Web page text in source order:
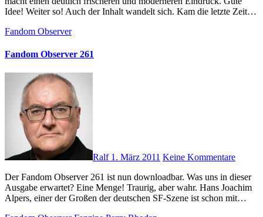
Idee! Weiter so! Auch der Inhalt wandelt sich. Kam die letzte Zeit…
Fandom Observer
Fandom Observer 261
Ralf 1. März 2011 Keine Kommentare
Der Fandom Observer 261 ist nun downloadbar. Was uns in dieser
Ausgabe erwartet? Eine Menge! Traurig, aber wahr. Hans Joachim
Alpers, einer der Großen der deutschen SF-Szene ist schon mit…